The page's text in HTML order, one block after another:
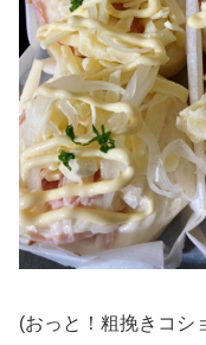
(おっと！粗挽きコ